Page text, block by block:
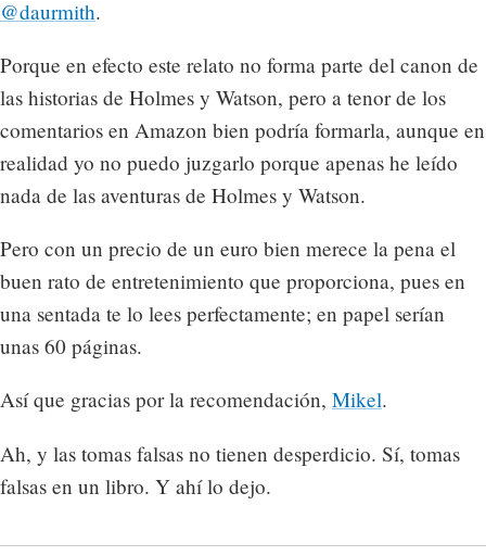
@daurmith.
Porque en efecto este relato no forma parte del canon de
las historias de Holmes y Watson, pero a tenor de los
comentarios en Amazon bien podría formarla, aunque en
realidad yo no puedo juzgarlo porque apenas he leído
nada de las aventuras de Holmes y Watson.
Pero con un precio de un euro bien merece la pena el
buen rato de entretenimiento que proporciona, pues en
una sentada te lo lees perfectamente; en papel serían
unas 60 páginas.
Así que gracias por la recomendación, Mikel.
Ah, y las tomas falsas no tienen desperdicio. Sí, tomas
falsas en un libro. Y ahí lo dejo.